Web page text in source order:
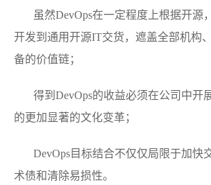
虽然DevOps在一定程度上根据开源
开发到通用开源IT交货，遮盖全部机构
备的价值链；
得到DevOps的收益必须在公司中开
的更加显著的文化变革；
DevOps目标结合不仅仅局限于加快
术债和清除易损性。